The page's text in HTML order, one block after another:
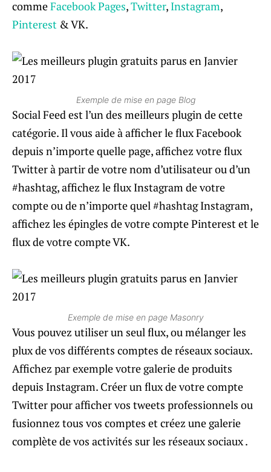
commeFacebook Pages,Twitter, Instagram,
Pinterest & VK.
Exemple de mise en page Blog
Social Feed est l’un des meilleurs plugin de cette
catégorie. Il vous aide à afficher le flux Facebook
depuis n’importe quelle page, affichez votre flux
Twitter à partir de votre nom d’utilisateur ou d’un
#hashtag, affichez le flux Instagram de votre
compte ou de n’importe quel #hashtag Instagram,
affichez les épingles de votre compte Pinterest et le
flux de votre compte VK.
Exemple de mise en page Masonry
Vous pouvez utiliser un seul flux, ou mélanger les
plux de vos différents comptes de réseaux sociaux.
Affichez par exemple votre galerie de produits
depuis Instagram. Créer un flux de votre compte
Twitter pour afficher vos tweets professionnels ou
fusionnez tous vos comptes et créez une galerie
complète de vos activités sur les réseaux sociaux .